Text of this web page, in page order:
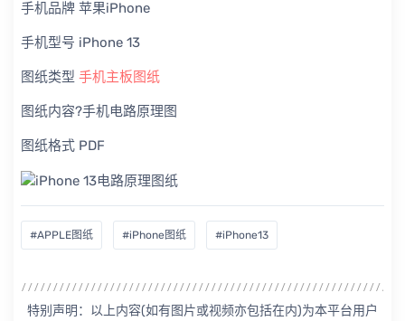
手机品牌 苹果iPhone
手机型号 iPhone 13
图纸类型 手机主板图纸
图纸内容?手机电路原理图
图纸格式 PDF
#APPLE图纸 #iPhone图纸 #iPhone13
特别声明：以上内容(如有图片或视频亦包括在内)为本平台用户